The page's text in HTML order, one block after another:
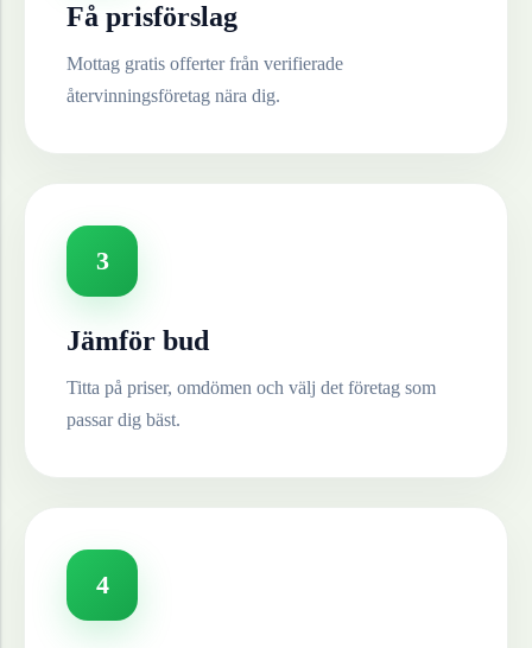
Få prisförslag
Mottag gratis offerter från verifierade
återvinningsföretag nära dig.
3
Jämför bud
Titta på priser, omdömen och välj det företag som
passar dig bäst.
4